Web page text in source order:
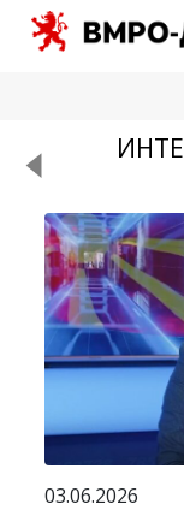
03.06.2026